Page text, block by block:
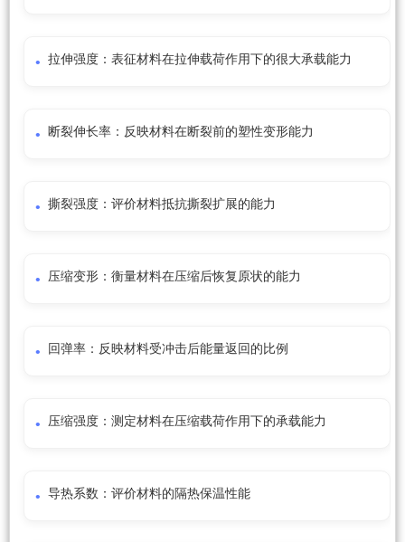
拉伸强度：表征材料在拉伸载荷作用下的很大承载能力
断裂伸长率：反映材料在断裂前的塑性变形能力
撕裂强度：评价材料抵抗撕裂扩展的能力
压缩变形：衡量材料在压缩后恢复原状的能力
回弹率：反映材料受冲击后能量返回的比例
压缩强度：测定材料在压缩载荷作用下的承载能力
导热系数：评价材料的隔热保温性能